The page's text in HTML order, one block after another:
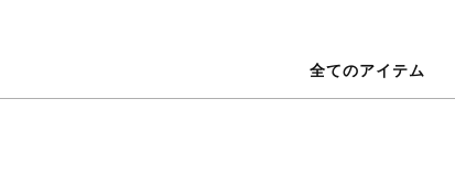
全てのアイテム